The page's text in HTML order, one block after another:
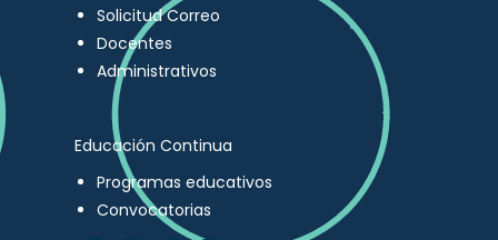
Solicitud Correo
Docentes
Administrativos
Educación Continua
Programas educativos
Convocatorias